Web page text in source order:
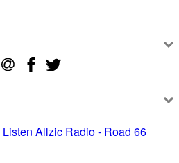
Listen Allzic Radio - Road 66